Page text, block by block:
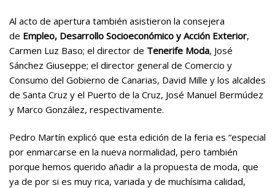
Al acto de apertura también asistieron la consejera
de Empleo, Desarrollo Socioeconómico y Acción Exterior,
Carmen Luz Baso; el director de Tenerife Moda, José
Sánchez Giuseppe; el director general de Comercio y
Consumo del Gobierno de Canarias, David Mille y los alcaldes
de Santa Cruz y el Puerto de la Cruz, José Manuel Bermúdez
y Marco González, respectivamente.
Pedro Martín explicó que esta edición de la feria es “especial
por enmarcarse en la nueva normalidad, pero también
porque hemos querido añadir a la propuesta de moda, que
ya de por si es muy rica, variada y de muchísima calidad,